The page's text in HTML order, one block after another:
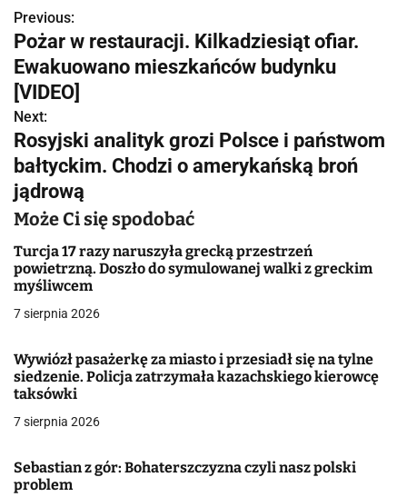
N
a
w
i
g
a
c
j
a
p
i
u
Previous:
Pożar w restauracji. Kilkadziesiąt ofiar.
Ewakuowano mieszkańców budynku
[VIDEO]
Next:
Rosyjski analityk grozi Polsce i państwom
bałtyckim. Chodzi o amerykańską broń
jądrową
Może Ci się spodobać
Turcja 17 razy naruszyła grecką przestrzeń
powietrzną. Doszło do symulowanej walki z greckim
myśliwcem
7 sierpnia 2026
Wywiózł pasażerkę za miasto i przesiadł się na tylne
siedzenie. Policja zatrzymała kazachskiego kierowcę
taksówki
7 sierpnia 2026
Sebastian z gór: Bohaterszczyzna czyli nasz polski
problem